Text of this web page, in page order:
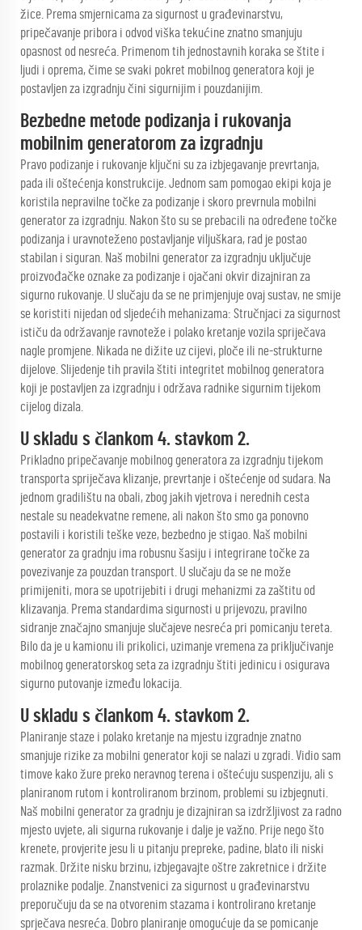
žice. Prema smjernicama za sigurnost u građevinarstvu,
pripečavanje pribora i odvod viška tekućine znatno smanjuju
opasnost od nesreća. Primenom tih jednostavnih koraka se štite i
ljudi i oprema, čime se svaki pokret mobilnog generatora koji je
postavljen za izgradnju čini sigurnijim i pouzdanijim.
Bezbedne metode podizanja i rukovanja
mobilnim generatorom za izgradnju
Pravo podizanje i rukovanje ključni su za izbjegavanje prevrtanja,
pada ili oštećenja konstrukcije. Jednom sam pomogao ekipi koja je
koristila nepravilne točke za podizanje i skoro prevrnula mobilni
generator za izgradnju. Nakon što su se prebacili na određene točke
podizanja i uravnoteženo postavljanje viljuškara, rad je postao
stabilan i siguran. Naš mobilni generator za izgradnju uključuje
proizvođačke oznake za podizanje i ojačani okvir dizajniran za
sigurno rukovanje. U slučaju da se ne primjenjuje ovaj sustav, ne smije
se koristiti nijedan od sljedećih mehanizama: Stručnjaci za sigurnost
ističu da održavanje ravnoteže i polako kretanje vozila spriječava
nagle promjene. Nikada ne dižite uz cijevi, ploče ili ne-strukturne
dijelove. Slijedenje tih pravila štiti integritet mobilnog generatora
koji je postavljen za izgradnju i održava radnike sigurnim tijekom
cijelog dizala.
U skladu s člankom 4. stavkom 2.
Prikladno pripečavanje mobilnog generatora za izgradnju tijekom
transporta spriječava klizanje, prevrtanje i oštećenje od sudara. Na
jednom gradilištu na obali, zbog jakih vjetrova i nerednih cesta
nestale su neadekvatne remene, ali nakon što smo ga ponovno
postavili i koristili teške veze, bezbedno je stigao. Naš mobilni
generator za gradnju ima robusnu šasiju i integrirane točke za
povezivanje za pouzdan transport. U slučaju da se ne može
primijeniti, mora se upotrijebiti i drugi mehanizmi za zaštitu od
klizavanja. Prema standardima sigurnosti u prijevozu, pravilno
sidranje značajno smanjuje slučajeve nesreća pri pomicanju tereta.
Bilo da je u kamionu ili prikolici, uzimanje vremena za priključivanje
mobilnog generatorskog seta za izgradnju štiti jedinicu i osigurava
sigurno putovanje između lokacija.
U skladu s člankom 4. stavkom 2.
Planiranje staze i polako kretanje na mjestu izgradnje znatno
smanjuje rizike za mobilni generator koji se nalazi u zgradi. Vidio sam
timove kako žure preko neravnog terena i oštećuju suspenziju, ali s
planiranom rutom i kontroliranom brzinom, problemi su izbjegnuti.
Naš mobilni generator za gradnju je dizajniran sa izdržljivost za radno
mjesto uvjete, ali sigurna rukovanje i dalje je važno. Prije nego što
krenete, provjerite jesu li u pitanju prepreke, padine, blato ili niski
razmak. Držite nisku brzinu, izbjegavajte oštre zakretnice i držite
prolaznike podalje. Znanstvenici za sigurnost u građevinarstvu
preporučuju da se na otvorenim stazama i kontrolirano kretanje
sprječava nesreća. Dobro planiranje omogućuje da se pomicanje